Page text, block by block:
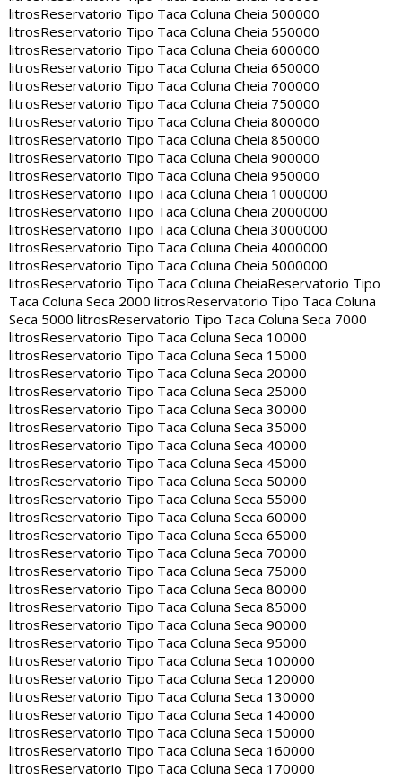
litrosReservatorio Tipo Taca Coluna Cheia 500000
litrosReservatorio Tipo Taca Coluna Cheia 550000
litrosReservatorio Tipo Taca Coluna Cheia 600000
litrosReservatorio Tipo Taca Coluna Cheia 650000
litrosReservatorio Tipo Taca Coluna Cheia 700000
litrosReservatorio Tipo Taca Coluna Cheia 750000
litrosReservatorio Tipo Taca Coluna Cheia 800000
litrosReservatorio Tipo Taca Coluna Cheia 850000
litrosReservatorio Tipo Taca Coluna Cheia 900000
litrosReservatorio Tipo Taca Coluna Cheia 950000
litrosReservatorio Tipo Taca Coluna Cheia 1000000
litrosReservatorio Tipo Taca Coluna Cheia 2000000
litrosReservatorio Tipo Taca Coluna Cheia 3000000
litrosReservatorio Tipo Taca Coluna Cheia 4000000
litrosReservatorio Tipo Taca Coluna Cheia 5000000
litrosReservatorio Tipo Taca Coluna CheiaReservatorio Tipo
Taca Coluna Seca 2000 litrosReservatorio Tipo Taca Coluna
Seca 5000 litrosReservatorio Tipo Taca Coluna Seca 7000
litrosReservatorio Tipo Taca Coluna Seca 10000
litrosReservatorio Tipo Taca Coluna Seca 15000
litrosReservatorio Tipo Taca Coluna Seca 20000
litrosReservatorio Tipo Taca Coluna Seca 25000
litrosReservatorio Tipo Taca Coluna Seca 30000
litrosReservatorio Tipo Taca Coluna Seca 35000
litrosReservatorio Tipo Taca Coluna Seca 40000
litrosReservatorio Tipo Taca Coluna Seca 45000
litrosReservatorio Tipo Taca Coluna Seca 50000
litrosReservatorio Tipo Taca Coluna Seca 55000
litrosReservatorio Tipo Taca Coluna Seca 60000
litrosReservatorio Tipo Taca Coluna Seca 65000
litrosReservatorio Tipo Taca Coluna Seca 70000
litrosReservatorio Tipo Taca Coluna Seca 75000
litrosReservatorio Tipo Taca Coluna Seca 80000
litrosReservatorio Tipo Taca Coluna Seca 85000
litrosReservatorio Tipo Taca Coluna Seca 90000
litrosReservatorio Tipo Taca Coluna Seca 95000
litrosReservatorio Tipo Taca Coluna Seca 100000
litrosReservatorio Tipo Taca Coluna Seca 120000
litrosReservatorio Tipo Taca Coluna Seca 130000
litrosReservatorio Tipo Taca Coluna Seca 140000
litrosReservatorio Tipo Taca Coluna Seca 150000
litrosReservatorio Tipo Taca Coluna Seca 160000
litrosReservatorio Tipo Taca Coluna Seca 170000